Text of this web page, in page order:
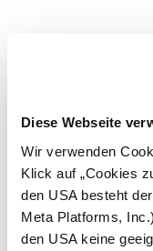
Diese Webseite
Wir verwenden
Klick auf „Cookies
den USA besteht
Meta Platforms,
den USA keine